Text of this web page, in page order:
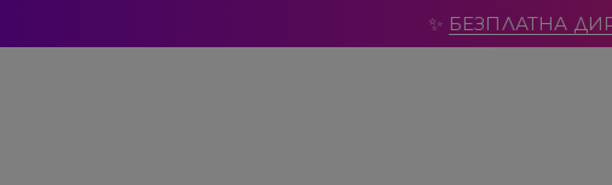
✨ БЕЗПЛАТНА